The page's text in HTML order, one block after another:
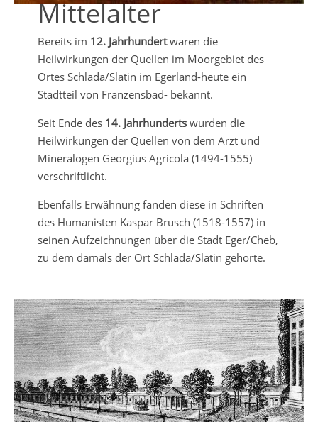
Mittelalter
Bereits im 12. Jahrhundertwaren die
Heilwirkungen der Quellen im Moorgebiet des
Ortes Schlada/Slatin im Egerland-heute ein
Stadtteil von Franzensbad- bekannt.
Seit Ende des 14. Jahrhunderts wurden die
Heilwirkungen der Quellen von dem Arzt und
Mineralogen Georgius Agricola (1494-1555)
verschriftlicht.
Ebenfalls Erwähnung fanden diese in Schriften
des Humanisten Kaspar Brusch (1518-1557) in
seinen Aufzeichnungen über die Stadt Eger/Cheb,
zu dem damals der Ort Schlada/Slatin gehörte.